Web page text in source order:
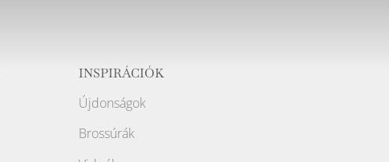
INSPIRÁCIÓK
Újdonságok
Brossúrák